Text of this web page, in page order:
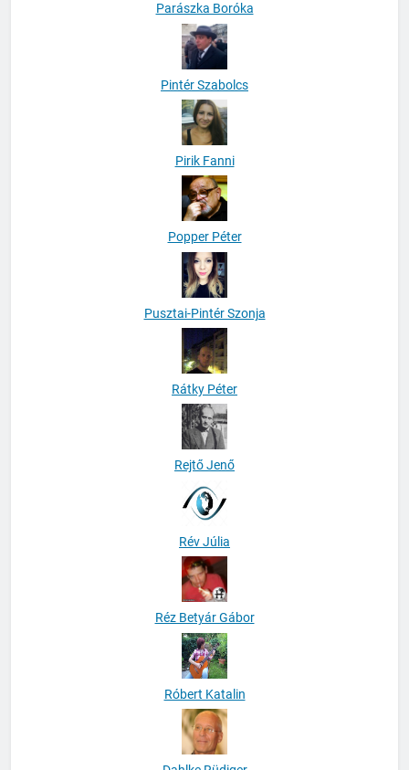
Parászka Boróka
Pintér Szabolcs
Pirik Fanni
Popper Péter
Pusztai-Pintér Szonja
Rátky Péter
Rejtő Jenő
Rév Júlia
Réz Betyár Gábor
Róbert Katalin